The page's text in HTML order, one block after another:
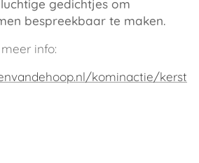
gedichtjes om
bespreekbaar te maken.
info:
kominactie/kerst